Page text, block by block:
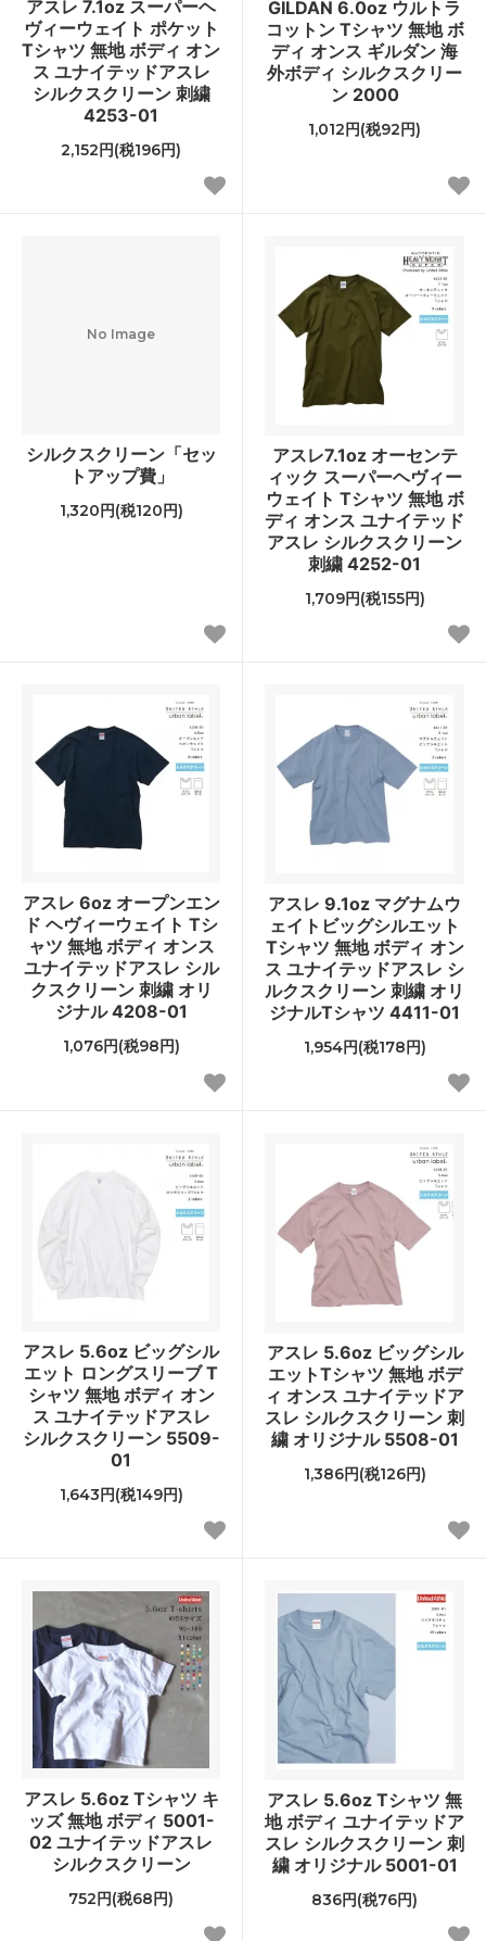
アスレ 7.1oz スーパーヘ
ヴィーウェイト ポケット
Tシャツ 無地 ボディ オン
ス ユナイテッドアスレ
シルクスクリーン 刺繍
4253-01
2,152円(税196円)
GILDAN 6.0oz ウルトラ
コットン Tシャツ 無地 ボ
ディ オンス ギルダン 海
外ボディ シルクスクリー
ン 2000
1,012円(税92円)
No Image
シルクスクリーン「セッ
トアップ費」
1,320円(税120円)
アスレ7.1oz オーセンテ
ィック スーパーヘヴィー
ウェイト Tシャツ 無地 ボ
ディ オンス ユナイテッド
アスレ シルクスクリーン
刺繍 4252-01
1,709円(税155円)
アスレ 6oz オープンエン
ド ヘヴィーウェイト Tシ
ャツ 無地 ボディ オンス
ユナイテッドアスレ シル
クスクリーン 刺繍 オリ
ジナル 4208-01
1,076円(税98円)
アスレ 9.1oz マグナムウ
ェイトビッグシルエット
Tシャツ 無地 ボディ オン
ス ユナイテッドアスレ シ
ルクスクリーン 刺繍 オリ
ジナルTシャツ 4411-01
1,954円(税178円)
アスレ 5.6oz ビッグシル
エット ロングスリーブ T
シャツ 無地 ボディ オン
ス ユナイテッドアスレ
シルクスクリーン 5509-
01
1,643円(税149円)
アスレ 5.6oz ビッグシル
エットTシャツ 無地 ボデ
ィ オンス ユナイテッドア
スレ シルクスクリーン 刺
繍 オリジナル 5508-01
1,386円(税126円)
アスレ 5.6oz Tシャツ キ
ッズ 無地 ボディ 5001-
02 ユナイテッドアスレ
シルクスクリーン
752円(税68円)
アスレ 5.6oz Tシャツ 無
地 ボディ ユナイテッドア
スレ シルクスクリーン 刺
繍 オリジナル 5001-01
836円(税76円)